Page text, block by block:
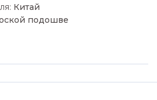
Китай
подошве